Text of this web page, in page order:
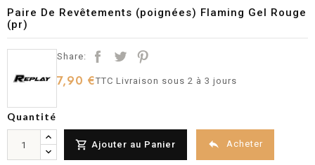
Paire De Revêtements (poignées) Flaming Gel Rouge
(pr)
Share:
7,90 €TTCLivraison sous 2 à 3 jours
Quantité
 Ajouter au Panier  Acheter